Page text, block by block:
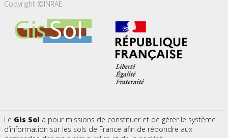
Copyright ©INRAE
Le Gis Sol a pour missions de constituer et de gérer le système
d’information sur les sols de France afin de répondre aux